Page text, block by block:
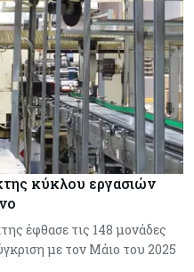
κύκλου εργασιών
έφθασε τις 148 μονάδες
με τον Μάιο του 2025